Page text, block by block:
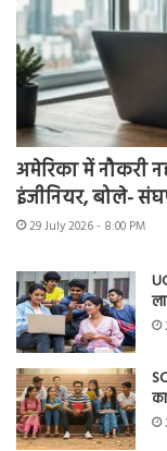
अमेरिका में नौकरी
इंजीनियर, बोले-
29 July 2026 - 8:00 PM